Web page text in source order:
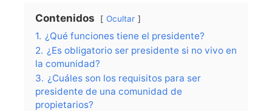
Contenidos Ocultar
1. ¿Qué funciones tiene el presidente?
2. ¿Es obligatorio ser presidente si no vivo en
la comunidad?
3. ¿Cuáles son los requisitos para ser
presidente de una comunidad de
propietarios?